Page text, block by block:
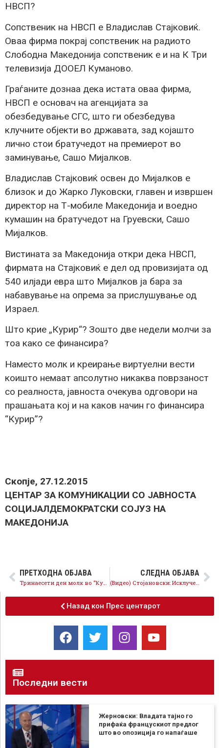
НВСП?
Сопственик на НВСП е Владислав Стајковиќ.
Оваа фирма покрај сопственик на радиото
Слободна Македонија сопственик е и на К Три
телевизија ДООЕЛ Куманово.
Граѓаните дознаа дека истата оваа фирма,
НВСП е основач на агенцијата за
обезбедување СГС, што ги обезбедува
клучните објекти во државата, зад којашто
лично стои братучедот на премиерот во
заминување, Сашо Мијалков.
Владислав Стајковиќ освен до Мијалков е
близок и до Жарко Луковски, главен и извршен
директор на Т-мобиле Македонија и воедно
кумашин на братучедот на Груевски, Сашо
Мијалков.
Вистината за Македонија откри дека НВСП,
фирмата на Стајковиќ е дел од провизијата од
540 илјади евра што Мијалков ја бара за
набавување на опрема за прислушување од
Израел.
Што крие „Курир“? Зошто две недели молчи за
тоа како се финансира?
Наместо молк и креирање виртуелни вести
коишто немаат апсолутно никаква поврзаност
со реалноста, јавноста очекува одговори на
прашањата кој и на каков начин го финансира
“Курир”?
Скопје, 27.12.2015
ЦЕНТАР ЗА КОМУНИКАЦИИ СО ЈАВНОСТА
СОЦИЈАЛДЕМОКРАТСКИ СОЈУЗ НА
МАКЕДОНИЈА
ПРЕТХОДНА ОБЈАВА СЛЕДНА ОБЈАВА
(Видео) Стојановски: Исклучените граѓани од парно греење да не плаќаат сметки
Назад кон Прес центарот
Последни вести
Жерновски: Владата тајно го
прифаќа францускиот предлог
што во опозиција го напаѓаше